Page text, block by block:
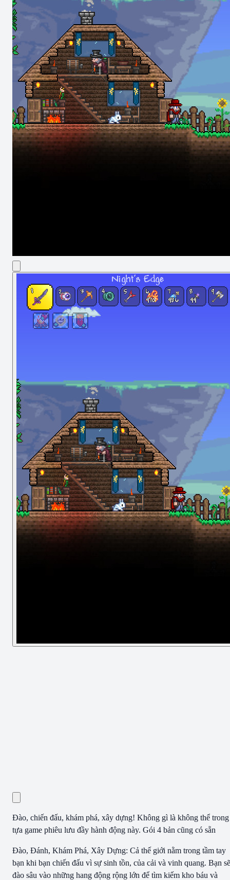
Đào, chiến đấu, khám phá, xây dựng! Không gì là không thể trong
tựa game phiêu lưu đầy hành động này. Gói 4 bản cũng có sẵn
Đào, Đánh, Khám Phá, Xây Dựng: Cả thế giới nằm trong tầm tay
bạn khi bạn chiến đấu vì sự sinh tồn, của cải và vinh quang. Bạn sẽ
đào sâu vào những hang động rộng lớn để tìm kiếm kho báu và